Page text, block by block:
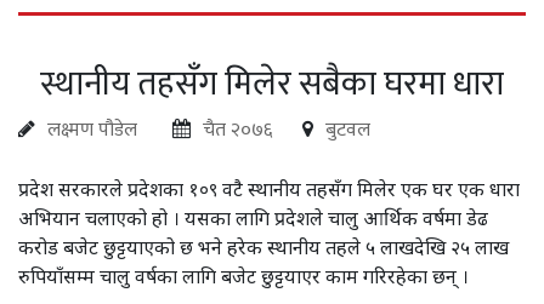
स्थानीय तहसँग मिलेर सबैका घरमा धारा
लक्ष्मण पौडेल चैत २०७६ बुटवल
प्रदेश सरकारले प्रदेशका १०९ वटै स्थानीय तहसँग मिलेर एक घर एक धारा
अभियान चलाएको हो । यसका लागि प्रदेशले चालु आर्थिक वर्षमा डेढ
करोड बजेट छुट्टयाएको छ भने हरेक स्थानीय तहले ५ लाखदेखि २५ लाख
रुपियाँसम्म चालु वर्षका लागि बजेट छुट्टयाएर काम गरिरहेका छन् ।